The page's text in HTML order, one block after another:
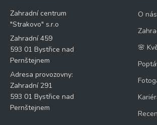
Zahradní centrum
"Strakovo" s.r.o
Zahradní 459
593 01 Bystřice nad
Pernštejnem
Adresa provozovny:
Zahradní 291
593 01 Bystřice nad
Pernštejnem
O nás
🌸